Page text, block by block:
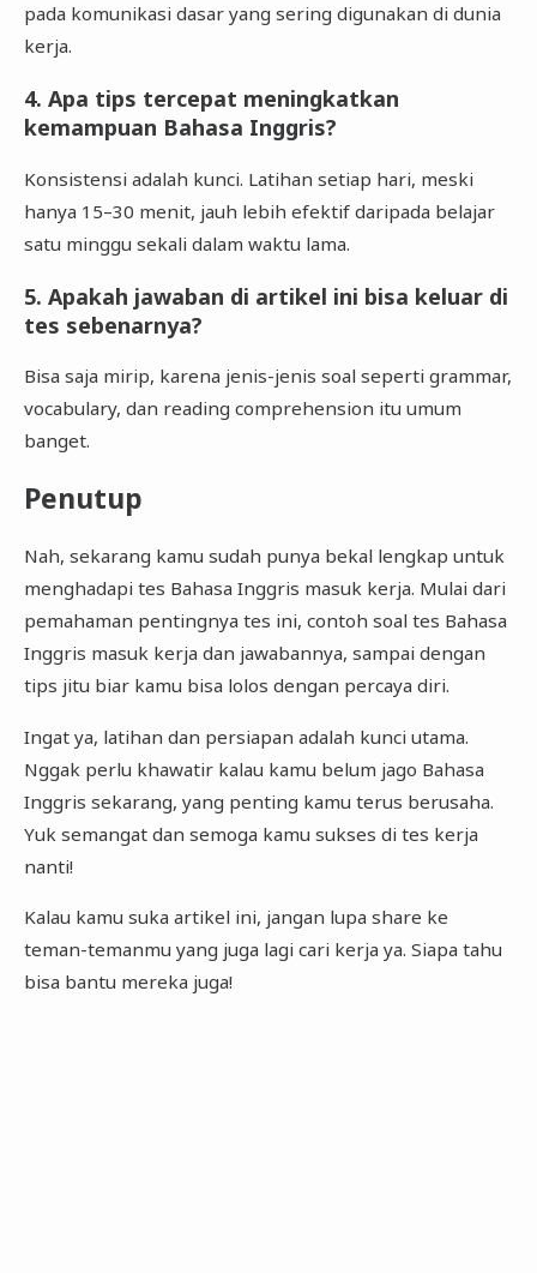
pada komunikasi dasar yang sering digunakan di dunia
kerja.
4. Apa tips tercepat meningkatkan
kemampuan Bahasa Inggris?
Konsistensi adalah kunci. Latihan setiap hari, meski
hanya 15–30 menit, jauh lebih efektif daripada belajar
satu minggu sekali dalam waktu lama.
5. Apakah jawaban di artikel ini bisa keluar di
tes sebenarnya?
Bisa saja mirip, karena jenis-jenis soal seperti grammar,
vocabulary, dan reading comprehension itu umum
banget.
Penutup
Nah, sekarang kamu sudah punya bekal lengkap untuk
menghadapi tes Bahasa Inggris masuk kerja. Mulai dari
pemahaman pentingnya tes ini, contoh soal tes Bahasa
Inggris masuk kerja dan jawabannya, sampai dengan
tips jitu biar kamu bisa lolos dengan percaya diri.
Ingat ya, latihan dan persiapan adalah kunci utama.
Nggak perlu khawatir kalau kamu belum jago Bahasa
Inggris sekarang, yang penting kamu terus berusaha.
Yuk semangat dan semoga kamu sukses di tes kerja
nanti!
Kalau kamu suka artikel ini, jangan lupa share ke
teman-temanmu yang juga lagi cari kerja ya. Siapa tahu
bisa bantu mereka juga!